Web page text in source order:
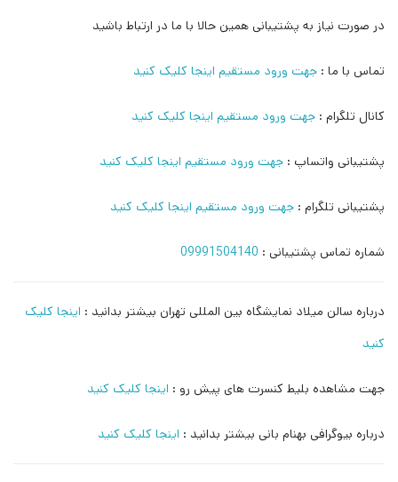
در صورت نیاز به پشتیبانی همین حالا با ما در ارتباط باشید
تماس با ما : جهت ورود مستقیم اینجا کلیک کنید
کانال تلگرام : جهت ورود مستقیم اینجا کلیک کنید
پشتیبانی واتساپ : جهت ورود مستقیم اینجا کلیک کنید
پشتیبانی تلگرام : جهت ورود مستقیم اینجا کلیک کنید
شماره تماس پشتیبانی : 09991504140
درباره سالن میلاد نمایشگاه بین المللی تهران بیشتر بدانید : اینجا کلیک
کنید
جهت مشاهده بلیط کنسرت های پیش رو : اینجا کلیک کنید
درباره بیوگرافی بهنام بانی بیشتر بدانید : اینجا کلیک کنید